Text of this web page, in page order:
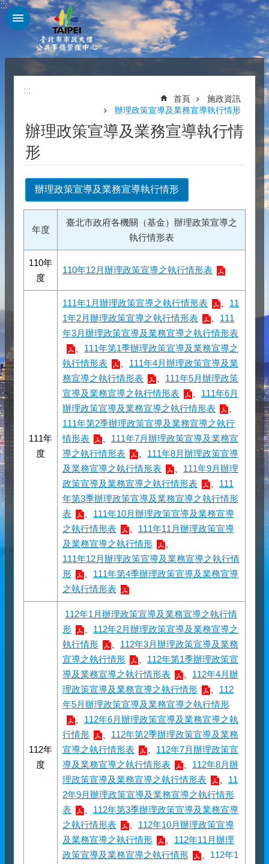
跳到主要內容區塊
:::
:::
首頁
施政資訊
辦理政策宣導及業務宣導執行情形
辦理政策宣導及業務宣導執行情
形
辦理政策宣導及業務宣導執行情形
年度
臺北市政府各機關（基金）辦理政策宣導之
執行情形表
110年
度
110年12月辦理政策宣導之執行情形表
111年
度
111年1月辦理政策宣導之執行情形表
11
1年2月辦理政策宣導之執行情形表
111
年3月辦理政策宣導及業務宣導之執行情形表
111年第1季辦理政策宣導及業務宣導之
執行情形表
111年4月辦理政策宣導及業
務宣導之執行情形表
111年5月辦理政策
宣導及業務宣導之執行情形表
111年6月
辦理政策宣導及業務宣導之執行情形表
111年第2季辦理政策宣導及業務宣導之執行
情形表
111年7月辦理政策宣導及業務宣
導之執行情形表
111年8月辦理政策宣導
及業務宣導之執行情形表
111年9月辦理
政策宣導及業務宣導之執行情形表
111
年第3季辦理政策宣導及業務宣導之執行情形
表
111年10月辦理政策宣導及業務宣導
之執行情形表
111年11月辦理政策宣導
及業務宣導之執行情形
111年12月辦理政策宣導及業務宣導之執行情
形
111年第4季辦理政策宣導及業務宣導
之執行情形表
112年
度
112年1月辦理政策宣導及業務宣導之執行情
形
112年2月辦理政策宣導及業務宣導之
執行情形
112年3月辦理政策宣導及業務
宣導之執行情形
112年第1季辦理政策宣
導及業務宣導之執行情形表
112年4月辦
理政策宣導及業務宣導之執行情形
112
年5月辦理政策宣導及業務宣導之執行情形
112年6月辦理政策宣導及業務宣導之執
行情形
112年第2季辦理政策宣導及業務
宣導之執行情形表
112年7月辦理政策宣
導及業務宣導之執行情形表
112年8月辦
理政策宣導及業務宣導之執行情形表
11
2年9月辦理政策宣導及業務宣導之執行情形
表
112年第3季辦理政策宣導及業務宣導
之執行情形表
112年10月辦理政策宣導
及業務宣導之執行情形
112年11月辦理
政策宣導及業務宣導之執行情形
112年1